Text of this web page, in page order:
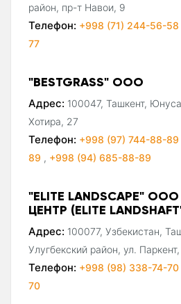
район, пр-т Навои, 9
Телефон: +998 (71) 244-56-58
77
"BESTGRASS" ООО
Адрес: 100047, Ташкент,
Хотира, 27
Телефон: +998 (97) 744-88-89
89 , +998 (94) 685-88-89
"ELITE LANDSCAPE"
ЦЕНТР (ELITE
Адрес: 100077, Узбекистан,
Улугбекский район, ул.
Телефон: +998 (98) 338-74-70
70